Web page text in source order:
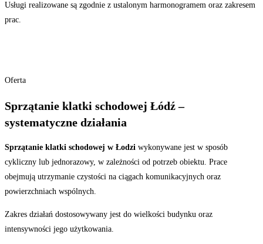
Usługi realizowane są zgodnie z ustalonym harmonogramem oraz zakresem
prac.
Oferta
Sprzątanie klatki schodowej Łódź –
systematyczne działania
Sprzątanie klatki schodowej w Łodzi wykonywane jest w sposób
cykliczny lub jednorazowy, w zależności od potrzeb obiektu. Prace
obejmują utrzymanie czystości na ciągach komunikacyjnych oraz
powierzchniach wspólnych.
Zakres działań dostosowywany jest do wielkości budynku oraz
intensywności jego użytkowania.